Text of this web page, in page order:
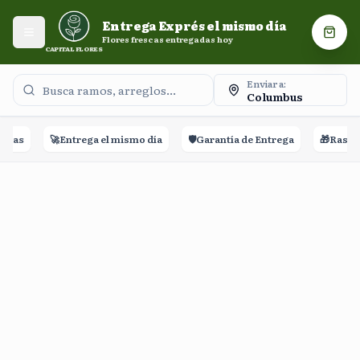
Entrega Exprés el mismo día. Flores frescas entregadas
Abrir menú
CAPITAL FLORES
Entrega Exprés el mismo día
Flores frescas entregadas hoy
Enviar a:
Columbus
🚀Entrega el mismo día 🛡️Garantía de Entrega 🎁